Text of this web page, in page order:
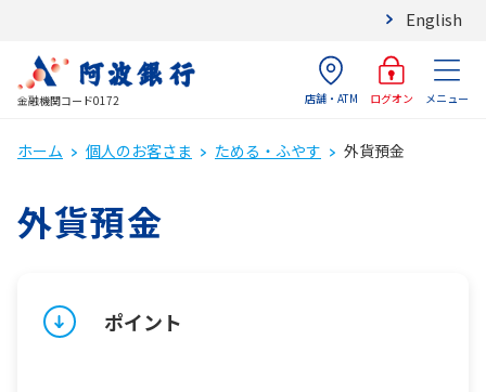
English
金融機関コード0172 店舗・ATM ログオン メニュー
ホーム 個人のお客さま ためる・ふやす 外貨預金
外貨預金
ポイント